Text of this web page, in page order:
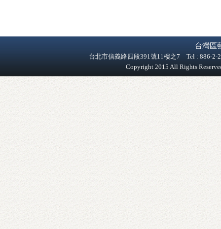
台灣區
台北市信義路四段391號11樓之7 Tel : 886-
Copyright 2015 All Rights